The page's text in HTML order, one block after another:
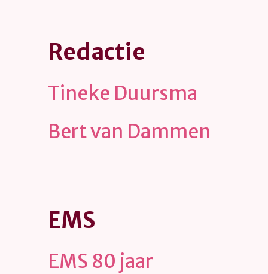
Redactie
Tineke Duursma
Bert van Dammen
EMS
EMS 80 jaar